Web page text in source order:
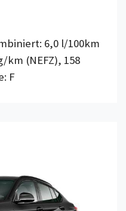
6,0 l/100km
km (NEFZ), 158
F